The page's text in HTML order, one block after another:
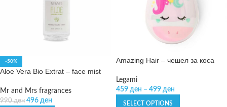
-50%
Aloe Vera Bio Extrat – face mist
Mr and Mrs fragrances
990ден 496 ден
Amazing Hair – чешел за коса
Legami
459 ден – 499 ден
SELECT OPTIONS